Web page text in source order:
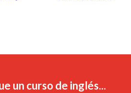
un curso de inglés...